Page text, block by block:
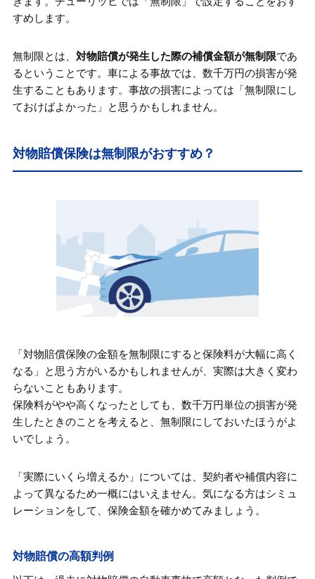
すめします。
無制限とは、 対物賠償が発生した際の補償金額が無制限であ
るということです。車による事故では、数千万円の損害が発
生することもあります。事故の損害によっては「無制限にし
ておけばよかった」と思うかもしれません。
対物賠償保険は無制限がおすすめ？
「対物賠償保険の金額を無制限にすると保険料が大幅に高く
なる」と思う方がいるかもしれませんが、実際は大きく変わ
らないこともあります。
保険料がやや高くなったとしても、数千万円単位の損害が発
生したときのことを考えると、無制限にしておいたほうがよ
いでしょう。
「実際にいくら増えるか」については、契約者や補償内容に
よって異なるため一概にはいえません。気になる方はシミュ
レーションをして、保険金額を確かめてみましょう。
対物賠償の高額判例